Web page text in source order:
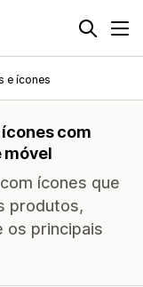
e ícones
com
móvel
ícones que
produtos,
os principais